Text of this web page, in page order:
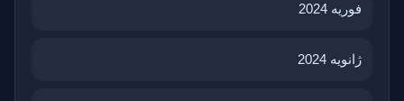
فوریه 2024
ژانویه 2024